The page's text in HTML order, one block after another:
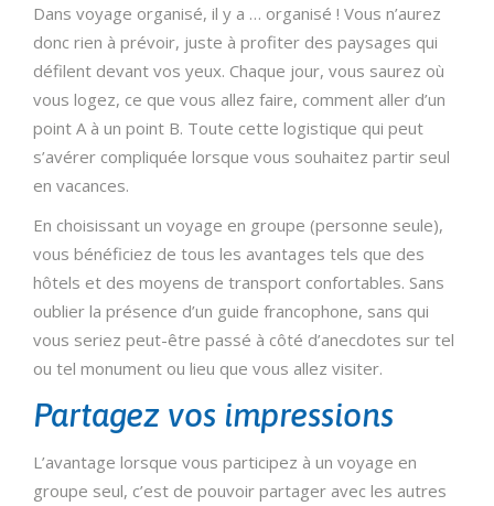
Dans voyage organisé, il y a … organisé ! Vous n’aurez
donc rien à prévoir, juste à profiter des paysages qui
défilent devant vos yeux. Chaque jour, vous saurez où
vous logez, ce que vous allez faire, comment aller d’un
point A à un point B. Toute cette logistique qui peut
s’avérer compliquée lorsque vous souhaitez partir seul
en vacances.
En choisissant un voyage en groupe (personne seule),
vous bénéficiez de tous les avantages tels que des
hôtels et des moyens de transport confortables. Sans
oublier la présence d’un guide francophone, sans qui
vous seriez peut-être passé à côté d’anecdotes sur tel
ou tel monument ou lieu que vous allez visiter.
Partagez vos impressions
L’avantage lorsque vous participez à un voyage en
groupe seul, c’est de pouvoir partager avec les autres